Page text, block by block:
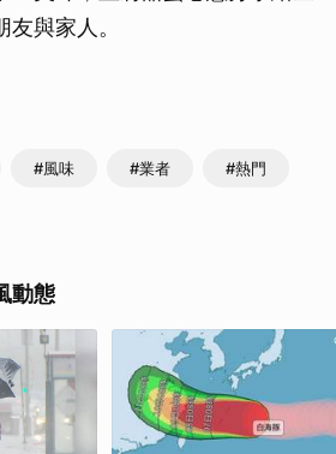
與家人。
#風味 #業者 #熱門
動態